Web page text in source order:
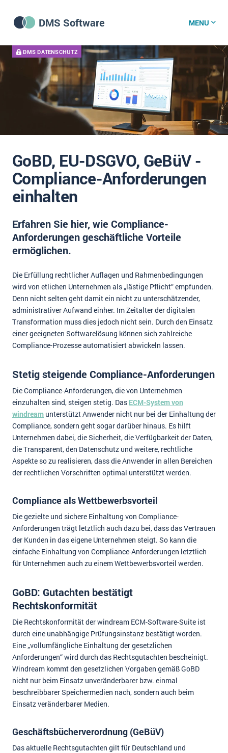
DMS Software
DMS Software
DMS Wissenszentrum
DMS News
Was ist DMS?
Offene Stellen bei CRM-Lieferanten
Über uns
DSGVO/GDPR
Impressum
Kontakt
MENU
DMS DATENSCHUTZ
GoBD, EU-DSGVO, GeBüV -
Compliance-Anforderungen
einhalten
Erfahren Sie hier, wie Compliance-
Anforderungen geschäftliche Vorteile
ermöglichen.
Die Erfüllung rechtlicher Auflagen und Rahmenbedingungen
wird von etlichen Unternehmen als „lästige Pflicht“ empfunden.
Denn nicht selten geht damit ein nicht zu unterschätzender,
administrativer Aufwand einher. Im Zeitalter der digitalen
Transformation muss dies jedoch nicht sein. Durch den Einsatz
einer geeigneten Softwarelösung können sich zahlreiche
Compliance-Prozesse automatisiert abwickeln lassen.
Stetig steigende Compliance-Anforderungen
Die Compliance-Anforderungen, die von Unternehmen
einzuhalten sind, steigen stetig. Das ECM-System von
windream unterstützt Anwender nicht nur bei der Einhaltung der
Compliance, sondern geht sogar darüber hinaus. Es hilft
Unternehmen dabei, die Sicherheit, die Verfügbarkeit der Daten,
die Transparent, den Datenschutz und weitere, rechtliche
Aspekte so zu realisieren, dass die Anwender in allen Bereichen
der rechtlichen Vorschriften optimal unterstützt werden.
Compliance als Wettbewerbsvorteil
Die gezielte und sichere Einhaltung von Compliance-
Anforderungen trägt letztlich auch dazu bei, dass das Vertrauen
der Kunden in das eigene Unternehmen steigt. So kann die
einfache Einhaltung von Compliance-Anforderungen letztlich
für Unternehmen auch zu einem Wettbewerbsvorteil werden.
GoBD: Gutachten bestätigt
Rechtskonformität
Die Rechtskonformität der windream ECM-Software-Suite ist
durch eine unabhängige Prüfungsinstanz bestätigt worden.
Eine „vollumfängliche Einhaltung der gesetzlichen
Anforderungen“ wird durch das Rechtsgutachten bescheinigt.
Windream kommt den gesetzlichen Vorgaben gemäß GoBD
nicht nur beim Einsatz unveränderbarer bzw. einmal
beschreibbarer Speichermedien nach, sondern auch beim
Einsatz veränderbarer Medien.
Geschäftsbücherverordnung (GeBüV)
Das aktuelle Rechtsgutachten gilt für Deutschland und